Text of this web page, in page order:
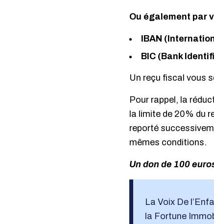
Ou également par
IBAN
BIC (Bank
Un reçu fiscal vous
Pour rappel, la
la limite de 20% du
reporté
mêmes conditions.
Un don de 100
La Voix De
la Fortune